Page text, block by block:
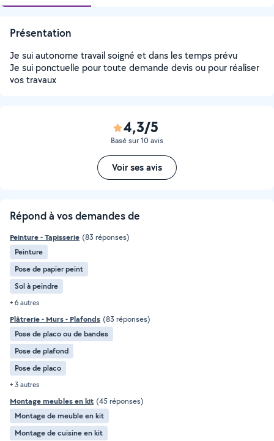
Présentation
Je sui autonome travail soigné et dans les temps prévu
Je sui ponctuelle pour toute demande devis ou pour réaliser
vos travaux
4,3/5
Basé sur 10 avis
Voir ses avis
Répond à vos demandes de
Peinture - Tapisserie (83 réponses)
Peinture
Pose de papier peint
Sol à peindre
+ 6 autres
Plâtrerie - Murs - Plafonds (83 réponses)
Pose de placo ou de bandes
Pose de plafond
Pose de placo
+ 3 autres
Montage meubles en kit (45 réponses)
Montage de meuble en kit
Montage de cuisine en kit